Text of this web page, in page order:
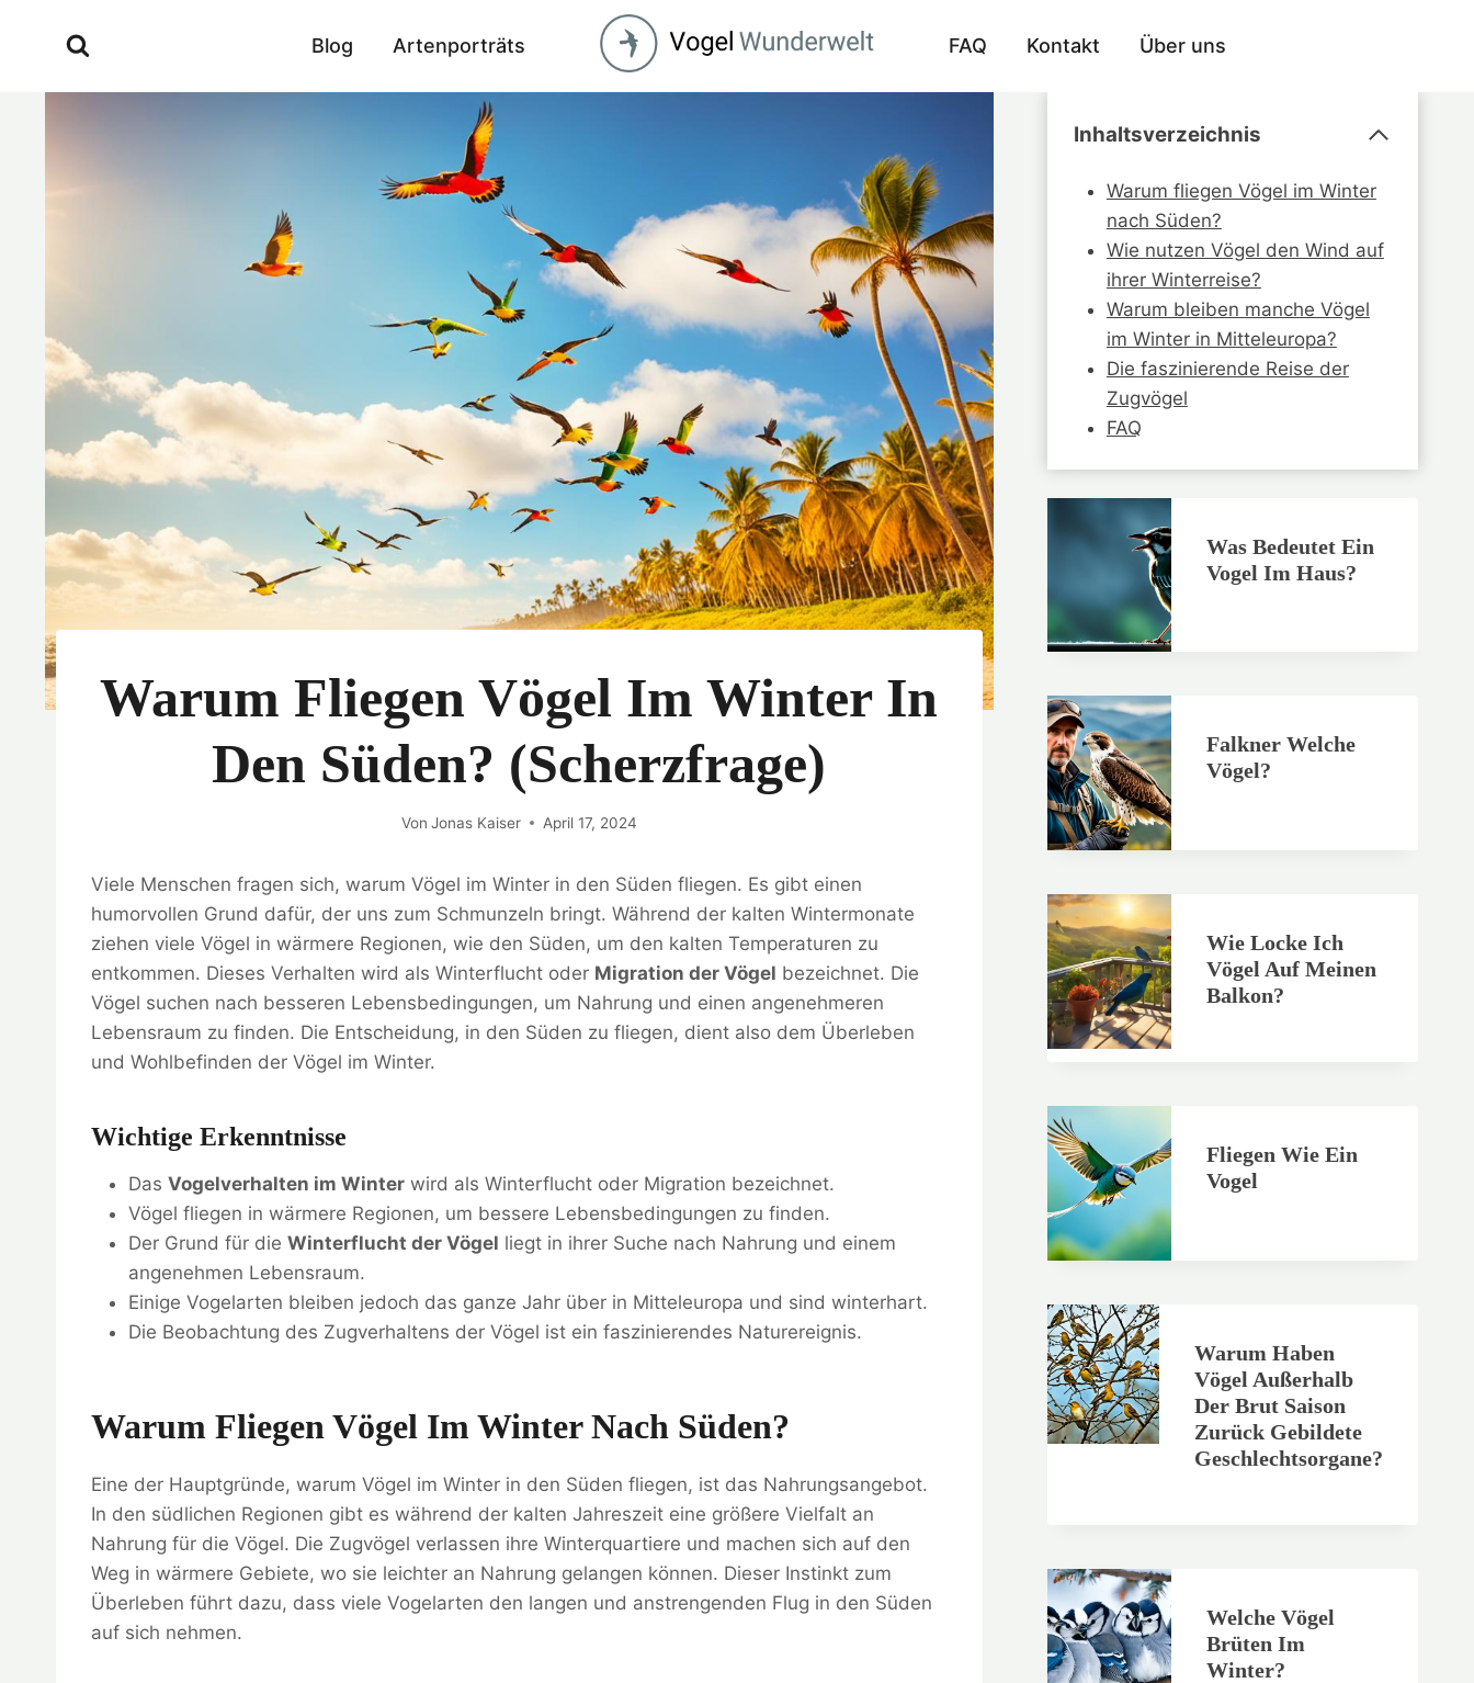
Blog Artenporträts FAQ Kontakt Über uns
Warum Fliegen Vögel Im Winter In
Den Süden? (Scherzfrage)
Von Jonas Kaiser April 17, 2024
Viele Menschen fragen sich, warum Vögel im Winter in den Süden fliegen. Es gibt einen
humorvollen Grund dafür, der uns zum Schmunzeln bringt. Während der kalten Wintermonate
ziehen viele Vögel in wärmere Regionen, wie den Süden, um den kalten Temperaturen zu
entkommen. Dieses Verhalten wird als Winterflucht oder Migration der Vögel bezeichnet. Die
Vögel suchen nach besseren Lebensbedingungen, um Nahrung und einen angenehmeren
Lebensraum zu finden. Die Entscheidung, in den Süden zu fliegen, dient also dem Überleben
und Wohlbefinden der Vögel im Winter.
Wichtige Erkenntnisse
Das Vogelverhalten im Winter wird als Winterflucht oder Migration bezeichnet.
Vögel fliegen in wärmere Regionen, um bessere Lebensbedingungen zu finden.
Der Grund für die Winterflucht der Vögel liegt in ihrer Suche nach Nahrung und einem
angenehmen Lebensraum.
Einige Vogelarten bleiben jedoch das ganze Jahr über in Mitteleuropa und sind winterhart.
Die Beobachtung des Zugverhaltens der Vögel ist ein faszinierendes Naturereignis.
Warum Fliegen Vögel Im Winter Nach Süden?
Eine der Hauptgründe, warum Vögel im Winter in den Süden fliegen, ist das Nahrungsangebot.
In den südlichen Regionen gibt es während der kalten Jahreszeit eine größere Vielfalt an
Nahrung für die Vögel. Die Zugvögel verlassen ihre Winterquartiere und machen sich auf den
Weg in wärmere Gebiete, wo sie leichter an Nahrung gelangen können. Dieser Instinkt zum
Überleben führt dazu, dass viele Vogelarten den langen und anstrengenden Flug in den Süden
auf sich nehmen.
Inhaltsverzeichnis
Warum fliegen Vögel im Winter
nach Süden?
Wie nutzen Vögel den Wind auf
ihrer Winterreise?
Warum bleiben manche Vögel
im Winter in Mitteleuropa?
Die faszinierende Reise der
Zugvögel
FAQ
Was Bedeutet Ein
Vogel Im Haus?
Falkner Welche
Vögel?
Wie Locke Ich
Vögel Auf Meinen
Balkon?
Fliegen Wie Ein
Vogel
Warum Haben
Vögel Außerhalb
Der Brut Saison
Zurück Gebildete
Geschlechtsorgane?
Welche Vögel
Brüten Im
Winter?